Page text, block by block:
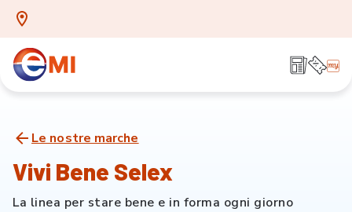
Le nostre marche
Vivi Bene Selex
La linea per stare bene e in forma ogni giorno